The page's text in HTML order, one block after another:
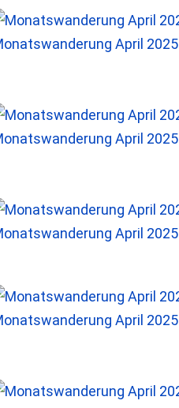
April 2025
April 2025
April 2025
April 2025